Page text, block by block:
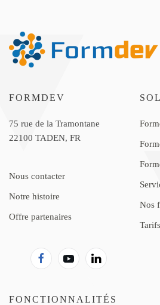
FORMDEV
75 rue de la Tramontane
22100 TADEN, FR
Nous contacter
Notre histoire
Offre partenaires
Nos
Tarifs
FONCTIONNALITÉS